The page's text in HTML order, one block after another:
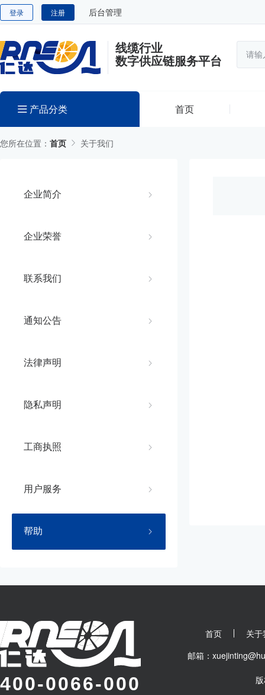
登录 注册 后台管理
线缆行业
数字供应链服务平台
产品分类 首页
您所在位置： 首页 关于我们
企业简介
企业荣誉
联系我们
通知公告
法律声明
隐私声明
工商执照
用户服务
帮助
400-0066-000
首页
关
邮箱：